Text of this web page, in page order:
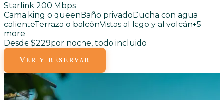
Starlink 200 Mbps
Cama king o queenBaño privadoDucha con agua
calienteTerraza o balcónVistas al lago y al volcán+5
more
Desde $229por noche, todo incluido
Ver y reservar